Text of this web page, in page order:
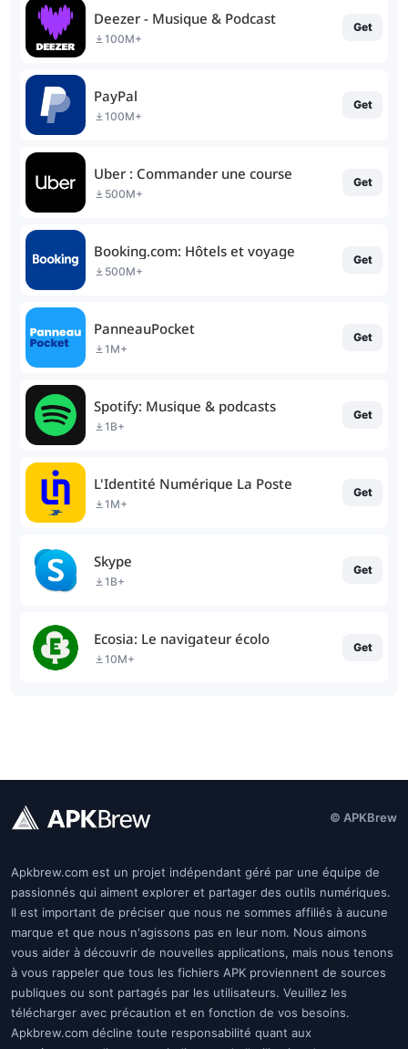
Deezer - Musique & Podcast
100M+
Get
PayPal
100M+
Get
Uber : Commander une course
500M+
Get
Booking.com: Hôtels et voyage
500M+
Get
PanneauPocket
1M+
Get
Spotify: Musique & podcasts
1B+
Get
L'Identité Numérique La Poste
1M+
Get
Skype
1B+
Get
Ecosia: Le navigateur écolo
10M+
Get
© APKBrew
Apkbrew.com est un projet indépendant géré par une équipe de
passionnés qui aiment explorer et partager des outils numériques.
Il est important de préciser que nous ne sommes affiliés à aucune
marque et que nous n'agissons pas en leur nom. Nous aimons
vous aider à découvrir de nouvelles applications, mais nous tenons
à vous rappeler que tous les fichiers APK proviennent de sources
publiques ou sont partagés par les utilisateurs. Veuillez les
télécharger avec précaution et en fonction de vos besoins.
Apkbrew.com décline toute responsabilité quant aux